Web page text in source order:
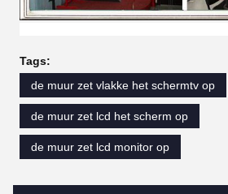
Tags:
de muur zet vlakke het schermtv op
de muur zet lcd het scherm op
de muur zet lcd monitor op